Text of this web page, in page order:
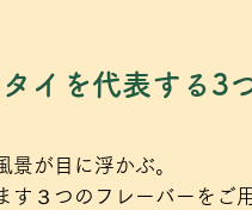
タイを代表する3
景が目に浮かぶ。
３つのフレーバーをご